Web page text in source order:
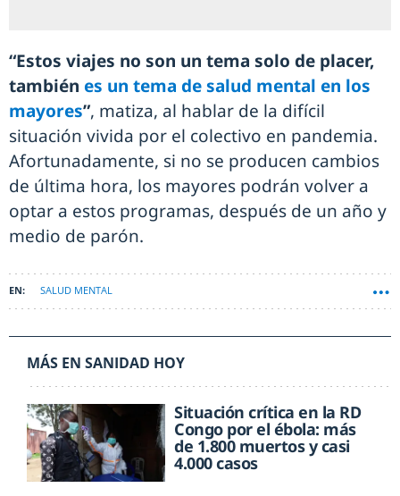
“Estos viajes no son un tema solo de placer,
también es un tema de salud mental en los
mayores”, matiza, al hablar de la difícil
situación vivida por el colectivo en pandemia.
Afortunadamente, si no se producen cambios
de última hora, los mayores podrán volver a
optar a estos programas, después de un año y
medio de parón.
SALUD MENTAL
MÁS EN SANIDAD HOY
Situación crítica en la RD
Congo por el ébola: más
de 1.800 muertos y casi
4.000 casos